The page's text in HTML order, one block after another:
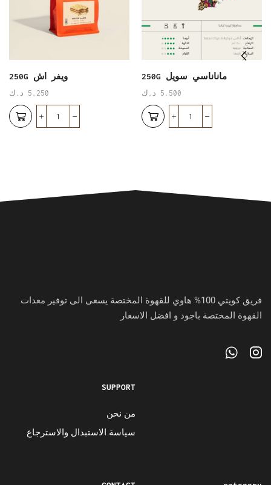
ماناناسي سويل 250G
5.500 د.ك
ويفر اش 250G
5.250 د.ك
فريق كويتي 100% هاوي للقهوة المختصة يسعى الى توفير معدات
القهوة المختصة باجود و افضل الاسعار
SUPPORT
من نحن
سياسة الاستبدال والاسترجاع